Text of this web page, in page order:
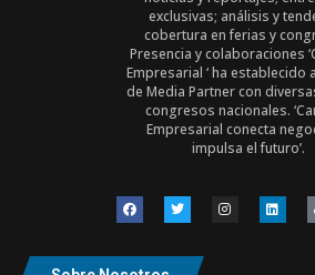
exclusivas; análisis y
cobertura en ferias y
Presencia y colaboraciones
Empresarial ‘ ha establecido
de Media Partner con
congresos nacionales.
Empresarial conecta
impulsa el futuro’.